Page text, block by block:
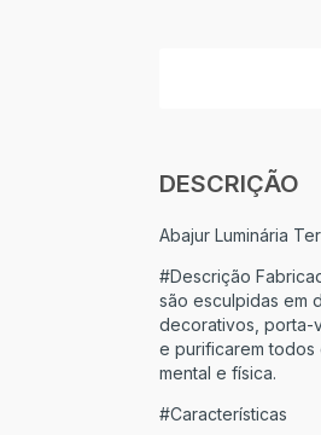
DESCRIÇÃO
Abajur Luminária
#Descrição
são esculpidas em
decorativos, porta-
e purificarem todos
mental e física.
#Características